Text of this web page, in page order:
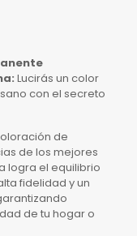
Lucirás un color
con el secreto
de
de los mejores
logra el equilibrio
fidelidad y un
de tu hogar o